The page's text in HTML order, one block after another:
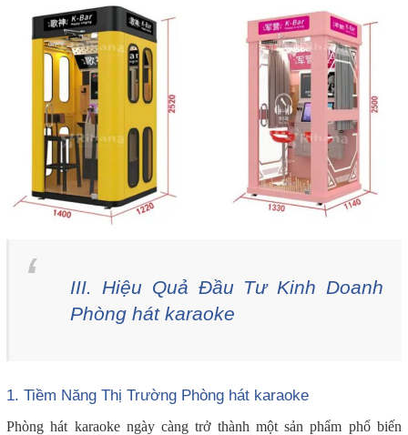
III. Hiệu Quả Đầu Tư Kinh Doanh
Phòng hát karaoke
1. Tiềm Năng Thị Trường Phòng hát karaoke
Phòng hát karaoke ngày càng trở thành một sản phẩm phổ biến